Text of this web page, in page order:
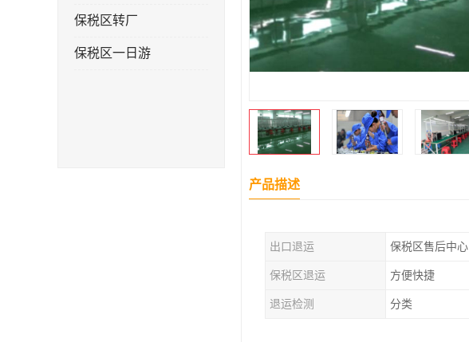
保税区转厂
保税区一日游
产品描述
出口退运 保税区售后中心
保税区退运 方便快捷
退运检测 分类